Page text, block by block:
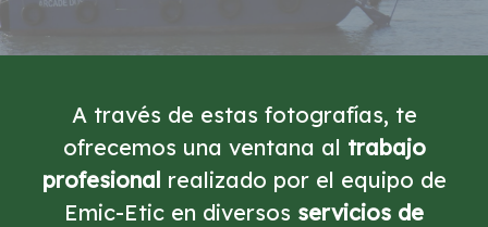
A través de estas fotografías, te
ofrecemos una ventana al trabajo
profesional realizado por el equipo de
Emic-Etic en diversos servicios de